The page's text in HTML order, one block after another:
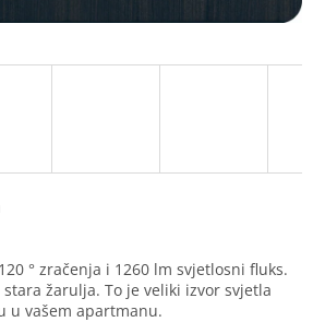
° zračenja i 1260 lm svjetlosni fluks.
stara žarulja. To je veliki izvor svjetla
u vašem apartmanu.